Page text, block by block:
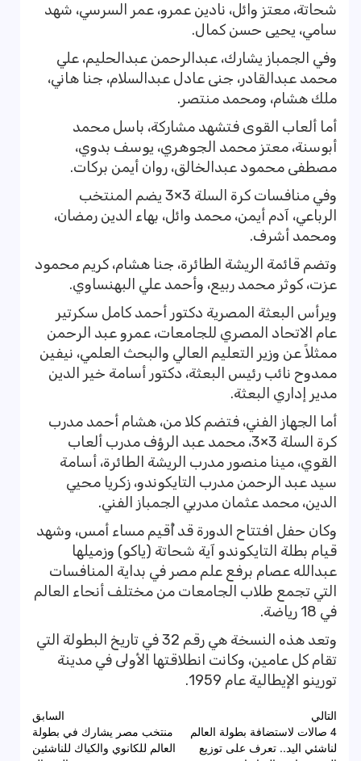
شحاتة، معتز وائل، نادين عمرو، عمر السرسي، شهد
سامي، يحيى حسن كمال.
وفي الجمباز يشارك، عبدالرحمن عبدالحليم، علي
محمد عبدالقادر، جنى عادل عبدالسلام، جنا هاني،
ملك هشام، ومحمد منتصر.
أما ألعاب القوى فتشهد مشاركة، باسل محمد
أبوسنة، معتز محمد الجوهري، يوسف بدوي،
مصطفى محمود عبدالخالق، روان أيمن بركات.
وفي منافسات كرة السلة 3×3 يضم المنتخب
الرباعي، آدم أيمن، محمد وائل، بهاء الدين رمضان،
ومحمد أشرف.
وتضم قائمة الريشة الطائرة، جنا هشام، كريم محمود
عزت، كوثر محمد ربيع، وأحمد علي البهنساوي.
ويرأس البعثة المصرية دكتور أحمد كامل سكرتير
عام الاتحاد المصري للجامعات، عمرو عبد الرحمن
ممثلاً عن وزير التعليم العالي والبحث العلمي، نيفين
ممدوح نائب رئيس البعثة، دكتور أسامة خير الدين
مدير إداري البعثة.
أما الجهاز الفني، فتضم كلا من، هشام أحمد مدرب
كرة السلة 3×3، محمد عبد الرؤف مدرب ألعاب
القوي، مينا منصور مدرب الريشة الطائرة، أسامة
سيد عبد الرحمن مدرب التايكوندو، زكريا محيي
الدين، محمد عثمان مدربي الجمباز الفني.
وكان حفل افتتاح الدورة قد أُقيم مساء أمس، وشهد
قيام بطلة التايكوندو آية شحاتة (ياكو) وزميلها
عبدالله عصام برفع علم مصر في بداية المنافسات
التي تجمع طلاب الجامعات من مختلف أنحاء العالم
في 18 رياضة.
وتعد هذه النسخة هي رقم 32 في تاريخ البطولة التي
تقام كل عامين، وكانت انطلاقتها الأولى في مدينة
تورينو الإيطالية عام 1959.
تصفّح
المقالات
السابق
منتخب مصر يشارك في بطولة
العالم للكانوي والكياك للناشئين
التالي
4 صالات لاستضافة بطولة العالم
لناشئي اليد.. تعرف على توزيع